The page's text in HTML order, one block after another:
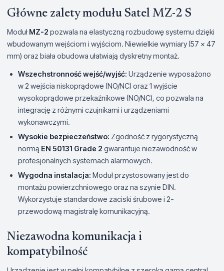
Główne zalety modułu Satel MZ-2 S
Moduł MZ-2 pozwala na elastyczną rozbudowę systemu dzięki
wbudowanym wejściom i wyjściom. Niewielkie wymiary (57 x 47
mm) oraz biała obudowa ułatwiają dyskretny montaż.
Wszechstronność wejść/wyjść: Urządzenie wyposażono
w 2 wejścia niskoprądowe (NO/NC) oraz 1 wyjście
wysokoprądowe przekaźnikowe (NO/NC), co pozwala na
integrację z różnymi czujnikami i urządzeniami
wykonawczymi.
Wysokie bezpieczeństwo: Zgodność z rygorystyczną
normą EN 50131 Grade 2 gwarantuje niezawodność w
profesjonalnych systemach alarmowych.
Wygodna instalacja: Moduł przystosowany jest do
montażu powierzchniowego oraz na szynie DIN.
Wykorzystuje standardowe zaciski śrubowe i 2-
przewodową magistralę komunikacyjną.
Niezawodna komunikacja i
kompatybilność